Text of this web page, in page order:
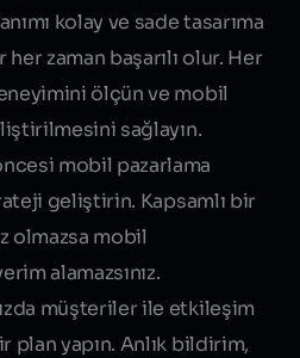
kolay ve sade tasarıma
zaman başarılı olur. Her
ölçün ve mobil
sağlayın.
mobil pazarlama
geliştirin. Kapsamlı bir
olmazsa mobil
alamazsınız.
müşteriler ile etkileşim
plan yapın. Anlık bildirim,